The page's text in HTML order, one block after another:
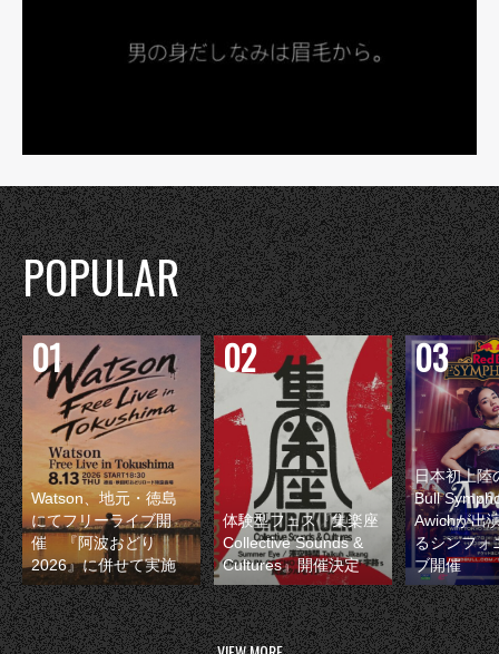
POPULAR
Watson、地元・徳島
にてフリーライブ開
催 『阿波おどり
2026』に併せて実施
体験型フェス『集楽座
Collective Sounds &
Cultures』開催決定
日本初上陸
Bull
Awichが出
るシンフォ
ブ開催